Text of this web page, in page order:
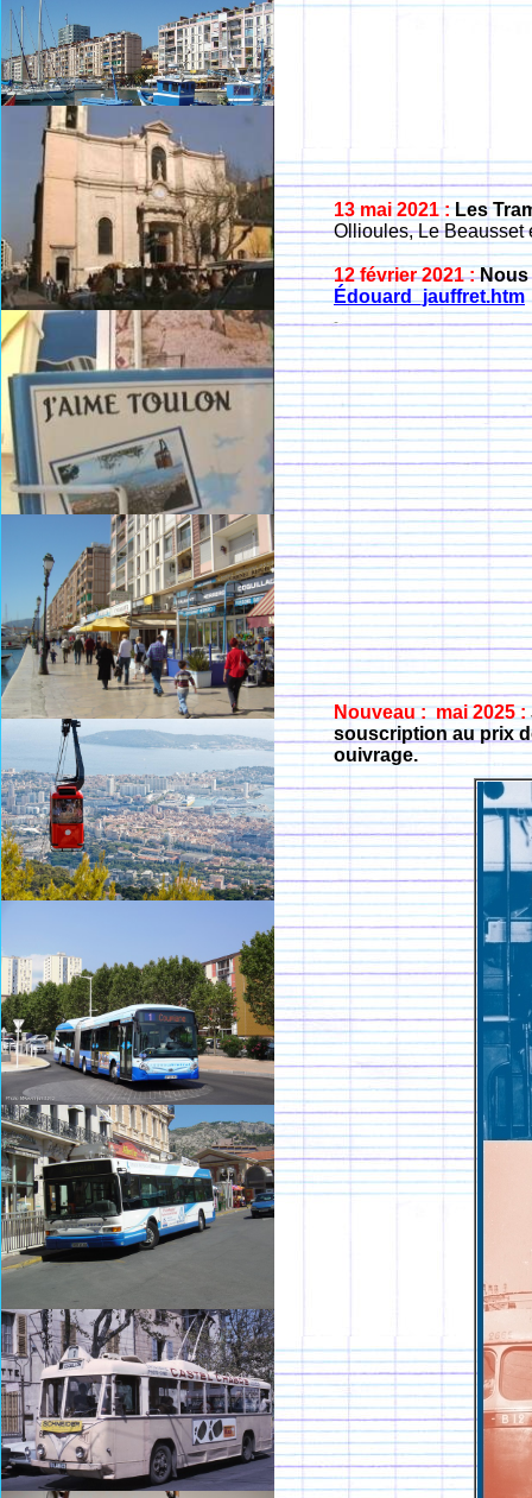
13 mai 2021 :Les
Ollioules, Le
12 février 2021 : Nous
Édouard_jauffret.htm
Nouveau : mai 2025 :
souscription au prix
ouivrage.